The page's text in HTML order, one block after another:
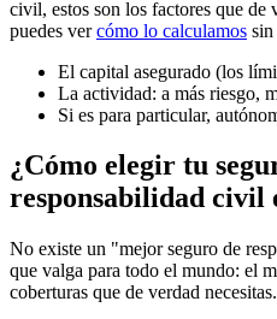
civil, estos son los factores que de
puedes vercómo lo calculamos sin
El capital asegurado (los
La actividad: a más riesgo,
Si es para particular,
¿Cómo elegir tu
responsabilidad civil
No existe un "mejor seguro de
que valga para todo el mundo: el
coberturas que de verdad